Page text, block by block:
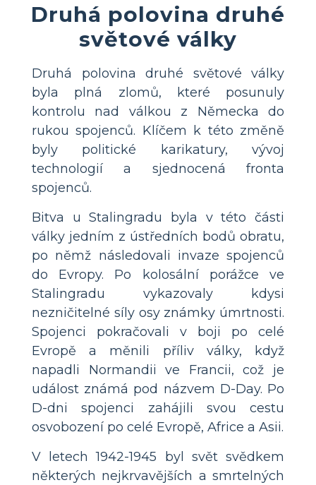
Druhá polovina druhé
světové války
Druhá polovina druhé světové války
byla plná zlomů, které posunuly
kontrolu nad válkou z Německa do
rukou spojenců. Klíčem k této změně
byly politické karikatury, vývoj
technologií a sjednocená fronta
spojenců.
Bitva u Stalingradu byla v této části
války jedním z ústředních bodů obratu,
po němž následovali invaze spojenců
do Evropy. Po kolosální porážce ve
Stalingradu vykazovaly kdysi
nezničitelné síly osy známky úmrtnosti.
Spojenci pokračovali v boji po celé
Evropě a měnili příliv války, když
napadli Normandii ve Francii, což je
událost známá pod názvem D-Day. Po
D-dni spojenci zahájili svou cestu
osvobození po celé Evropě, Africe a Asii.
V letech 1942-1945 byl svět svědkem
některých nejkrvavějších a smrtelných